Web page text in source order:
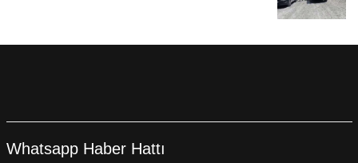
Whatsapp Haber Hattı